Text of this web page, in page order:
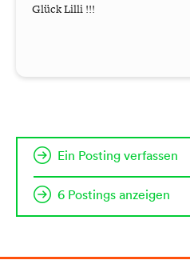
Glück Lilli !!!
Ein Posting verfassen
6 Postings anzeigen